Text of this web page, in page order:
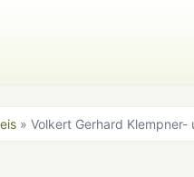
» Volkert Gerhard